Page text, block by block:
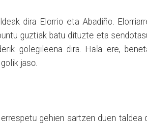
dira Elorrio eta Abadiño.
guztiak batu dituzte eta
golegileena dira. Hala ere,
jaso.
gehien sartzen duen taldea